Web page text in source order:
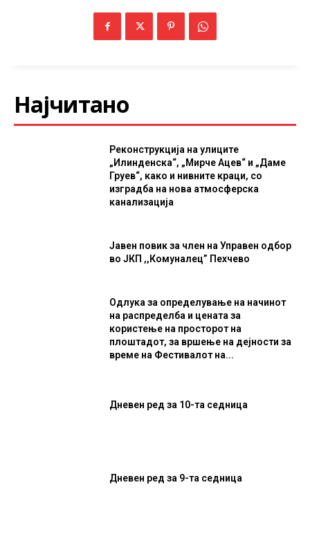
Најчитано
Реконструкција на улиците
„Илинденска“, „Мирче Ацев“ и „Даме
Груев“, како и нивните краци, со
изградба на нова атмосферска
канализација
Јавен повик за член на Управен одбор
во ЈКП ,,Комуналец” Пехчево
Одлука за определување на начинот
на распределба и цената за
користење на просторот на
плоштадот, за вршење на дејности за
време на Фестивалот на...
Дневен ред за 10-та седница
Дневен ред за 9-та седница